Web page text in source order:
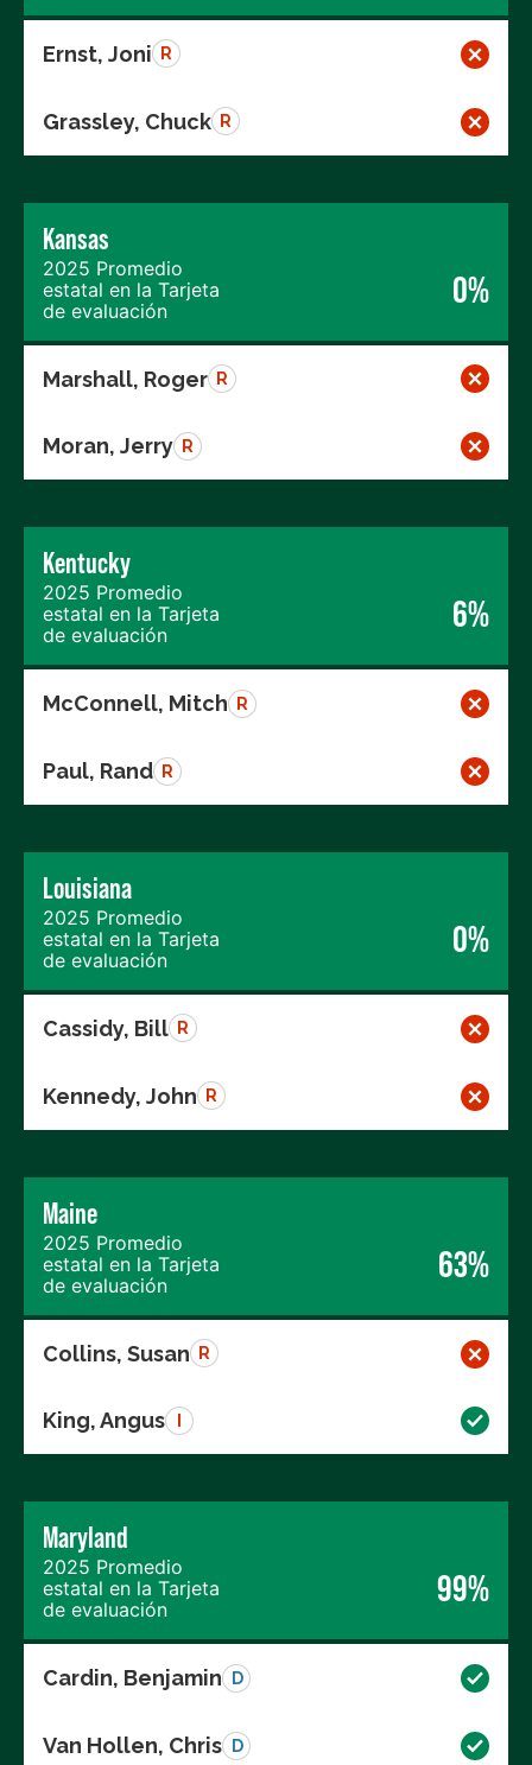
Ernst, Joni R
Grassley, Chuck R
Kansas
2025 Promedio
estatal en la Tarjeta
de evaluación
0%
Marshall, Roger R
Moran, Jerry R
Kentucky
2025 Promedio
estatal en la Tarjeta
de evaluación
6%
McConnell, Mitch R
Paul, Rand R
Louisiana
2025 Promedio
estatal en la Tarjeta
de evaluación
0%
Cassidy, Bill R
Kennedy, John R
Maine
2025 Promedio
estatal en la Tarjeta
de evaluación
63%
Collins, Susan R
King, Angus
Maryland
2025 Promedio
estatal en la Tarjeta
de evaluación
99%
Cardin, Benjamin D
Van Hollen, Chris D